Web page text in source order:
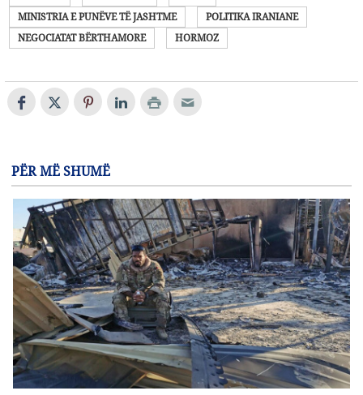
MINISTRIA E PUNËVE TË JASHTME
POLITIKA IRANIANE
NEGOCIATAT BËRTHAMORE
HORMOZ
PËR MË SHUMË